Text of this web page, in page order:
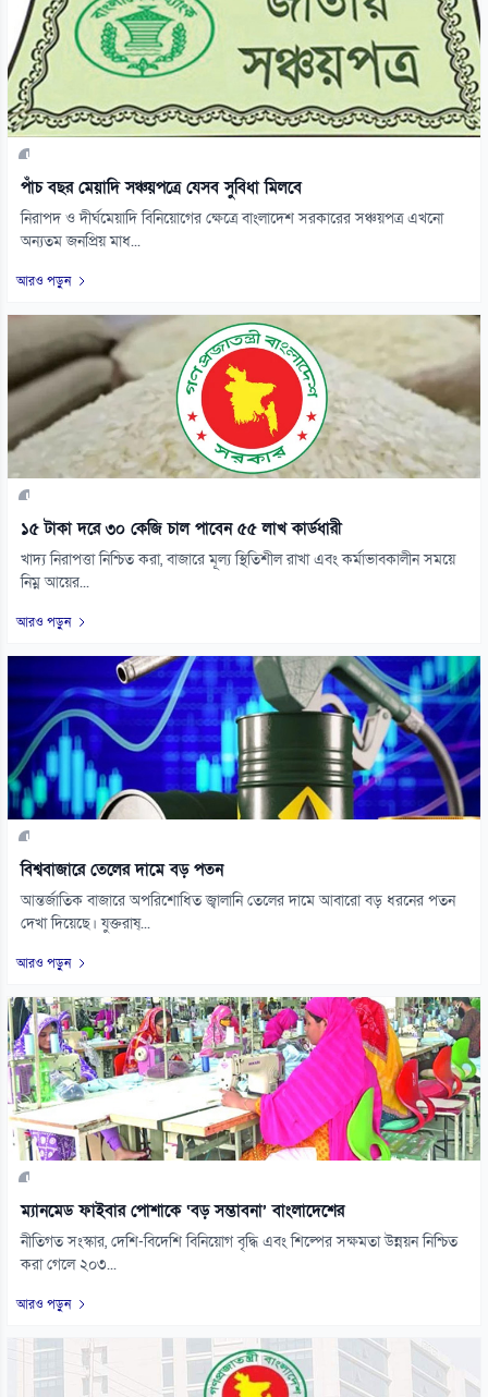
পাঁচ বছর মেয়াদি সঞ্চয়পত্রে যেসব সুবিধা মিলবে
নিরাপদ ও দীর্ঘমেয়াদি বিনিয়োগের ক্ষেত্রে বাংলাদেশ সরকারের সঞ্চয়পত্র এখনো
অন্যতম জনপ্রিয় মাধ...
আরও পড়ুন
১৫ টাকা দরে ৩০ কেজি চাল পাবেন ৫৫ লাখ কার্ডধারী
খাদ্য নিরাপত্তা নিশ্চিত করা, বাজারে মূল্য স্থিতিশীল রাখা এবং কর্মাভাবকালীন সময়ে
নিম্ন আয়ের...
আরও পড়ুন
বিশ্ববাজারে তেলের দামে বড় পতন
আন্তর্জাতিক বাজারে অপরিশোধিত জ্বালানি তেলের দামে আবারো বড় ধরনের পতন
দেখা দিয়েছে। যুক্তরাষ্...
আরও পড়ুন
ম্যানমেড ফাইবার পোশাকে ‘বড় সম্ভাবনা’ বাংলাদেশের
নীতিগত সংস্কার, দেশি-বিদেশি বিনিয়োগ বৃদ্ধি এবং শিল্পের সক্ষমতা উন্নয়ন নিশ্চিত
করা গেলে ২০৩...
আরও পড়ুন